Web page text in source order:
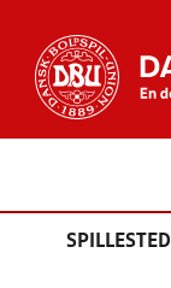
SPILLESTED